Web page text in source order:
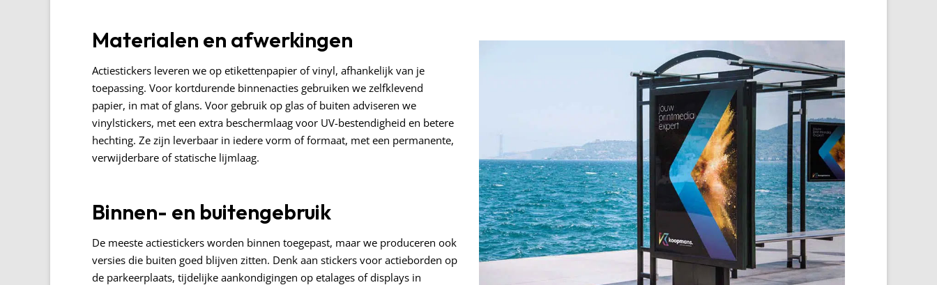
Materialen en afwerkingen
Actiestickers leveren we op etikettenpapier of vinyl, afhankelijk van je
toepassing. Voor kortdurende binnenacties gebruiken we zelfklevend
papier, in mat of glans. Voor gebruik op glas of buiten adviseren we
vinylstickers, met een extra beschermlaag voor UV-bestendigheid en betere
hechting. Ze zijn leverbaar in iedere vorm of formaat, met een permanente,
verwijderbare of statische lijmlaag.
Binnen- en buitengebruik
De meeste actiestickers worden binnen toegepast, maar we produceren ook
versies die buiten goed blijven zitten. Denk aan stickers voor actieborden op
de parkeerplaats, tijdelijke aankondigingen op etalages of displays in